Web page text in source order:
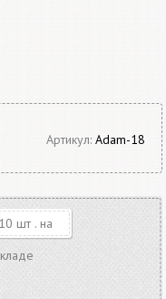
Артикул: Adam-18
шт . на